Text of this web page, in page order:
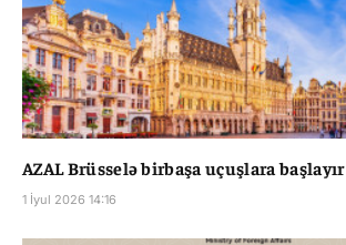
AZAL Brüsselə birbaşa uçuşlara başlayır
1 İyul 2026 14:16